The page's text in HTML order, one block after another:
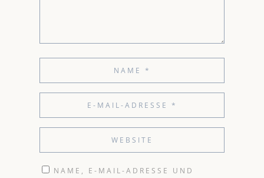
NAME, E-MAIL-ADRESSE UND